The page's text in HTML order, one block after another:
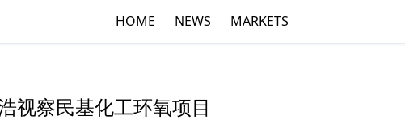
HOME NEWS MARKETS
视察民基化工环氧项目